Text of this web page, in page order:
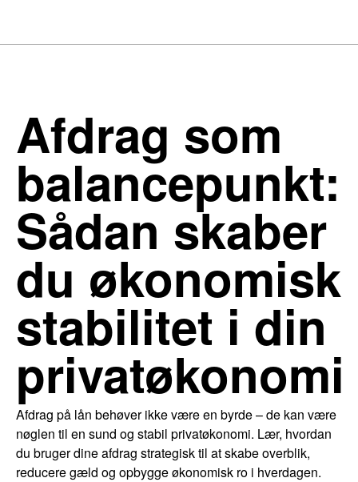
Afdrag som
balancepunkt:
Sådan skaber
du økonomisk
stabilitet i din
privatøkonomi
Afdrag på lån behøver ikke være en byrde – de kan være
nøglen til en sund og stabil privatøkonomi. Lær, hvordan
du bruger dine afdrag strategisk til at skabe overblik,
reducere gæld og opbygge økonomisk ro i hverdagen.